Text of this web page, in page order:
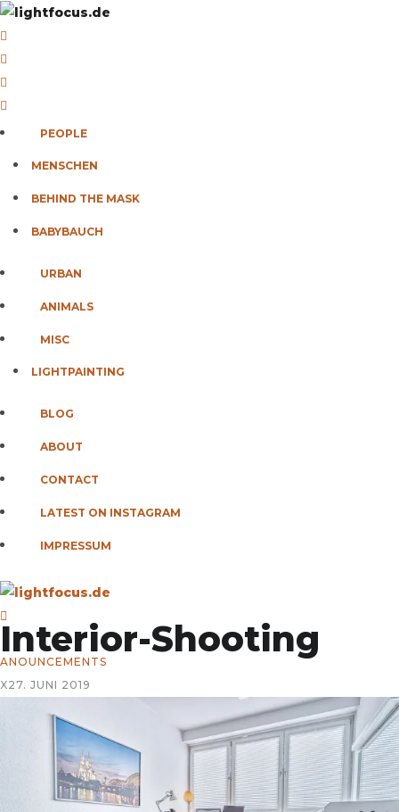
PEOPLE
MENSCHEN
BEHIND THE MASK
BABYBAUCH
URBAN
ANIMALS
MISC
LIGHTPAINTING
BLOG
ABOUT
CONTACT
LATEST ON INSTAGRAM
IMPRESSUM
Interior-Shooting
ANOUNCEMENTS
X27. JUNI 2019